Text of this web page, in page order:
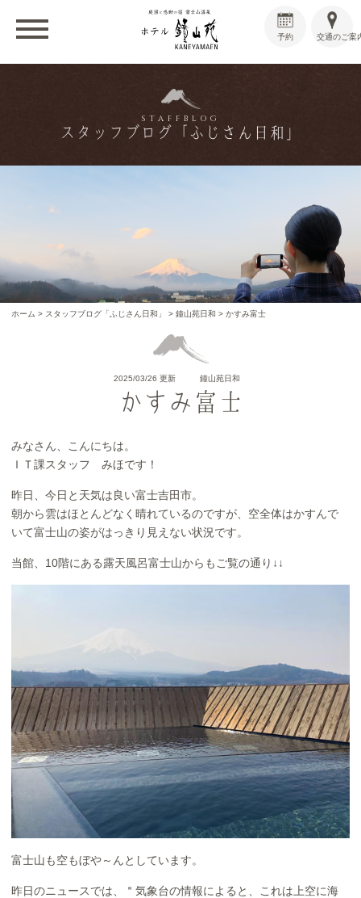
交通のご案
予約
STAFFBLOG
スタッフブログ「ふじさん日和」
ホーム > スタッフブログ「ふじさん日和」 >鐘山苑日和 >かすみ富士
2025/03/26 更新 鐘山苑日和
かすみ富士
みなさん、こんにちは。
ＩＴ課スタッフ みほです！
昨日、今日と天気は良い富士吉田市。
朝から雲はほとんどなく晴れているのですが、空全体はかすんで
いて富士山の姿がはっきり見えない状況です。
当館、10階にある露天風呂富士山からもご覧の通り↓↓
富士山も空もぼや～んとしています。
昨日のニュースでは、＂気象台の情報によると、これは上空に海